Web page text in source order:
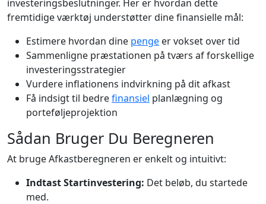
investeringsbeslutninger. Her er hvordan dette
fremtidige værktøj understøtter dine finansielle mål:
Estimere hvordan dine penge er vokset over tid
Sammenligne præstationen på tværs af forskellige
investeringsstrategier
Vurdere inflationens indvirkning på dit afkast
Få indsigt til bedrefinansiel planlægning og
porteføljeprojektion
Sådan Bruger Du Beregneren
At bruge Afkastberegneren er enkelt og intuitivt:
Indtast Startinvestering: Det beløb, du startede
med.